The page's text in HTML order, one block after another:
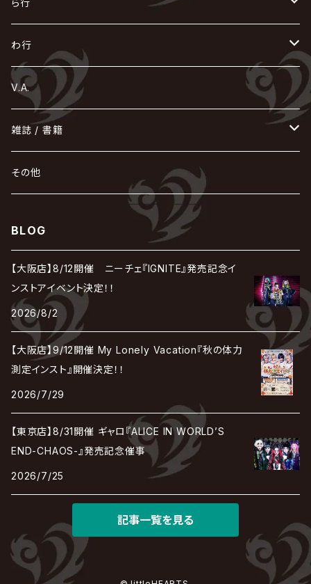
Acid Black Cherry
Ashmaze.
甘い暴力
ΛrlequiΩ / アルルカン
Angelo
色々な十字架
168 / 葵-168-
the GazettE
GOTCHAROCKA
蛾と蝶
河村隆一
KIRITO / キリト
己龍
GREN / グレン
黒夢
CONTRASTZ
XANVALA
Sick²
ジグソウ
シド
JAKIGAN MEISTER
Chanty
Janne Da Arc
sugar
JILUKA
Jin-Machine
sukekiyo
SCAPEGOAT
SPLENDID GOD GIRAFFE
SLAPSLY / CHIYU
ZOMBIE / ぞんび
DADAROMA
逹瑯
DAVID / SUI / 縁
DARRELL
DIAURA
DaizyStripper
D'ESPAIRSRAY
DEXCORE
DEZERT
deadman
DEVILOOF
DuelJewel
D'ERLANGER
東京花嫁
Tourbillon
Dawnman
NETH PRIERE CAIN
NEVERLAND
の
NoGoD
NOCTURNAL BLOODLUST
BugLug
HAZUKI / 葉月
薔薇の宮殿
BAROQUE
美炎-BIEN-
HIZAKI
hide with Spread Beaver / hide
HIDE-ZOU
Far East Dizain
Fatüm
FANTASTIC◇CIRCUS
Blu-BiLLioN
BULL ZEICHEN 88
BULL FIELD
BREAKERZ
BLAZE
へ
BabyKingdom
THE BEETHOVEN
The Benjamin
ペンタゴン
ほ
POIDOL
HOLLOWGRAM
MAO / マオ from SID
マガツノート
machine
マツタケワークス
THE MADNA
MAMA.
まみれた / MAMIRETA
MALICE MIZER
未完成アリス
ミスイ
mitsu
む
MUCC / ムック
め
メトロノーム
MERRY / メリー
も
THE MORTAL
最上川司
ヤミテラ / 外道反逆者ヤミテラ
ゆ
YUKIYA / 藤田幸也
ユナイト
よ
ら行
ら
rice
Rides In ReVellion
LAB.THE BASEMENT / ラボ ザ ベヰスメント
RAN / 蘭
り
Leetspeak monsters
Ricky
LIBRAVEL / リブラヴェル
LIPHLICH
Lill
る
Ruiza
LUNA SEA
れ
the Raid.
REIGN
RAZOR
LSN / The LEGENDARY SIX NINE
Rorschach.inc
ロマン急行
わ行
わ
wyse
我が為
V.A.
雑誌 / 書籍
hévn
その他
BLOG
【大阪店】8/12開催 ニーチェ『IGNITE』発売記念イ
ンストアイベント決定！！
2026/8/2
【大阪店】9/12開催 My Lonely Vacation『秋の体力
測定インスト』開催決定！！
2026/7/29
【東京店】8/31開催 ギャロ『ALICE IN WORLD’S
END-CHAOS-』発売記念催事
2026/7/25
記事一覧を見る